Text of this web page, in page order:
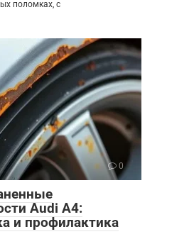
поломках, с
0
Audi A4:
и профилактика